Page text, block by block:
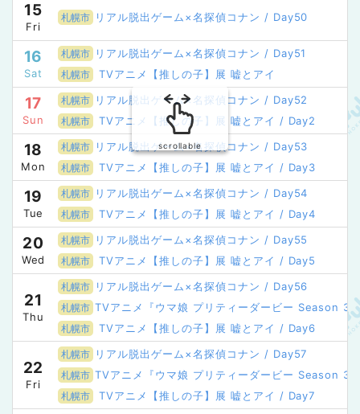
15
Fri
札幌市 リアル脱出ゲーム×名探偵コナン / Day50
16
Sat
札幌市 リアル脱出ゲーム×名探偵コナン / Day51
札幌市 TVアニメ【推しの子】展 嘘とアイ
17
Sun
札幌市 リアル脱出ゲーム×名探偵コナン / Day52
札幌市 TVアニメ【推しの子】展 嘘とアイ / Day2
18
Mon
札幌市 リアル脱出ゲーム×名探偵コナン / Day53
札幌市 TVアニメ【推しの子】展 嘘とアイ / Day3
19
Tue
札幌市 リアル脱出ゲーム×名探偵コナン / Day54
札幌市 TVアニメ【推しの子】展 嘘とアイ / Day4
20
Wed
札幌市 リアル脱出ゲーム×名探偵コナン / Day55
札幌市 TVアニメ【推しの子】展 嘘とアイ / Day5
21
Thu
札幌市 リアル脱出ゲーム×名探偵コナン / Day56
札幌市 TVアニメ『ウマ娘 プリティーダービー Season 3
札幌市 TVアニメ【推しの子】展 嘘とアイ / Day6
22
Fri
札幌市 リアル脱出ゲーム×名探偵コナン / Day57
札幌市 TVアニメ『ウマ娘 プリティーダービー Season 3
札幌市 TVアニメ【推しの子】展 嘘とアイ / Day7
scrollable